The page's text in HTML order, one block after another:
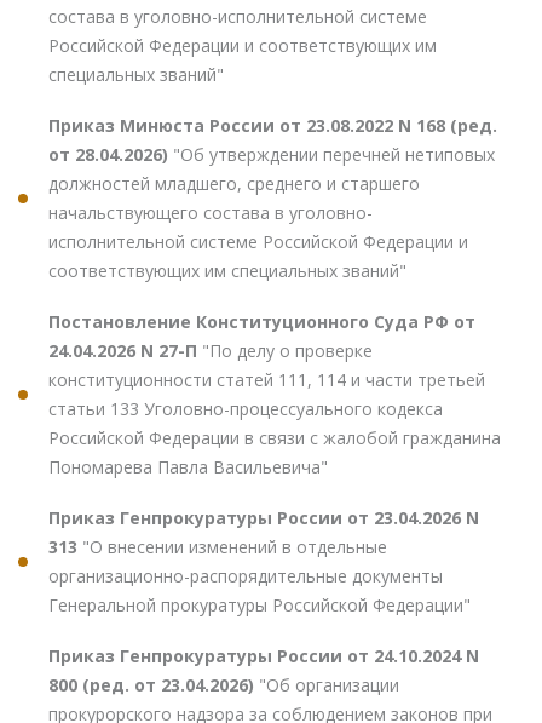
состава в уголовно-исполнительной системе
Российской Федерации и соответствующих им
специальных званий"
Приказ Минюста России от 23.08.2022 N 168 (ред.
от 28.04.2026) "Об утверждении перечней нетиповых
должностей младшего, среднего и старшего
начальствующего состава в уголовно-
исполнительной системе Российской Федерации и
соответствующих им специальных званий"
Постановление Конституционного Суда РФ от
24.04.2026 N 27-П "По делу о проверке
конституционности статей 111, 114 и части третьей
статьи 133 Уголовно-процессуального кодекса
Российской Федерации в связи с жалобой гражданина
Пономарева Павла Васильевича"
Приказ Генпрокуратуры России от 23.04.2026 N
313 "О внесении изменений в отдельные
организационно-распорядительные документы
Генеральной прокуратуры Российской Федерации"
Приказ Генпрокуратуры России от 24.10.2024 N
800 (ред. от 23.04.2026) "Об организации
прокурорского надзора за соблюдением законов при